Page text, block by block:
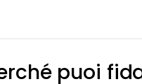
puoi